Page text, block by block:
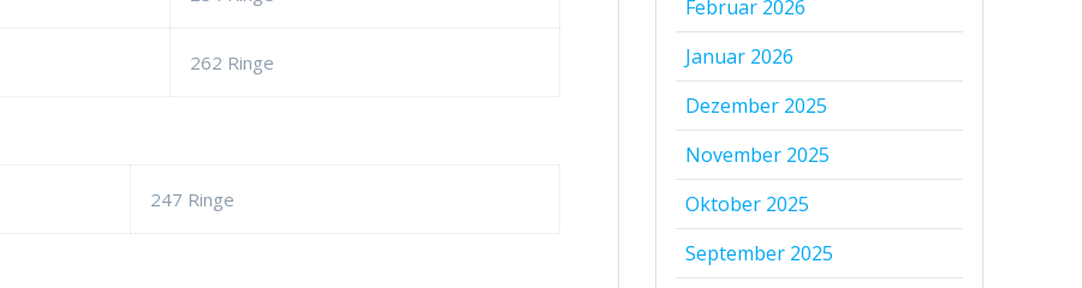
262 Ringe
247 Ringe
Februar 2026
Januar 2026
Dezember 2025
November 2025
Oktober 2025
September 2025